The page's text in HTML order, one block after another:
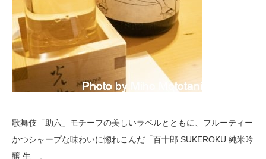
歌舞伎「助六」モチーフの美しいラベルとともに、フルーティー
かつシャープな味わいに惚れこんだ「百十郎 SUKEROKU 純米吟
醸 生」。